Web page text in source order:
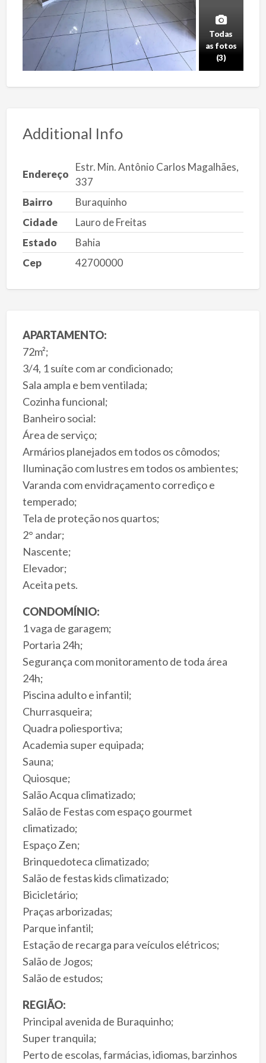
Todas
as fotos
(3)
Additional Info
Endereço
Estr. Min. Antônio Carlos Magalhães,
337
Bairro
Buraquinho
Cidade
Lauro de Freitas
Estado
Bahia
Cep
42700000
APARTAMENTO:
72m²;
3/4, 1 suíte com ar condicionado;
Sala ampla e bem ventilada;
Cozinha funcional;
Banheiro social:
Área de serviço;
Armários planejados em todos os cômodos;
Iluminação com lustres em todos os ambientes;
Varanda com envidraçamento corrediço e
temperado;
Tela de proteção nos quartos;
2° andar;
Nascente;
Elevador;
Aceita pets.
CONDOMÍNIO:
1 vaga de garagem;
Portaria 24h;
Segurança com monitoramento de toda área
24h;
Piscina adulto e infantil;
Churrasqueira;
Quadra poliesportiva;
Academia super equipada;
Sauna;
Quiosque;
Salão Acqua climatizado;
Salão de Festas com espaço gourmet
climatizado;
Espaço Zen;
Brinquedoteca climatizado;
Salão de festas kids climatizado;
Bicicletário;
Praças arborizadas;
Parque infantil;
Estação de recarga para veículos elétricos;
Salão de Jogos;
Salão de estudos;
REGIÃO:
Principal avenida de Buraquinho;
Super tranquila;
Perto de escolas, farmácias, idiomas, barzinhos